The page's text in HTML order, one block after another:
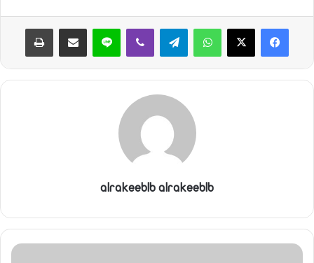
واتساب تيلقرام ڤايبر لاين مشاركة عبر البريد طباعة
alrakeeblb alrakeeblb